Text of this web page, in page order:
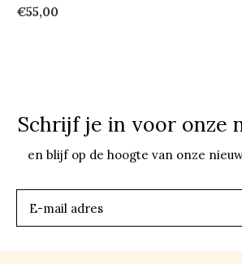
€55,00
Schrijf je in voor onze
en blijf op de hoogte van onze